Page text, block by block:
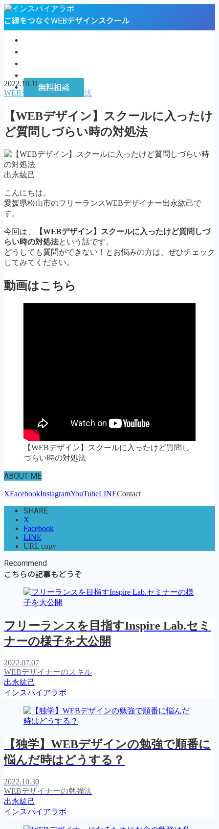
ご縁をつなぐWEBデザインスクール
インスパイアラボ
無料相談
トップページ
プロフィール
インスパイアラボ
無料相談
Follow Me
2022.10.11
WEBデザイナーの勉強法
【WEBデザイン】スクールに入ったけ
ど質問しづらい時の対処法
出永紘己
こんにちは。
愛媛県松山市のフリーランスWEBデザイナー出永紘己で
す。
今回は、
【WEBデザイン】スクールに入ったけど質問しづ
らい時の対処法という話です。
どうしても質問ができない！とお悩みの方は、ぜひチェック
してみてください。
動画はこちら
【WEBデザイン】スクールに入ったけど質問し
づらい時の対処法
ABOUT ME
XFacebookInstagramYouTubeLINEContact
SHARE
X
Facebook
LINE
URL copy
Recommend
こちらの記事もどうぞ
フリーランスを目指すInspire Lab.セミ
ナーの様子を大公開
2022.07.07
WEBデザイナーのスキル
出永紘己
インスパイアラボ
【独学】WEBデザインの勉強で順番に
悩んだ時はどうする？
2022.10.30
WEBデザイナーの勉強法
出永紘己
インスパイアラボ